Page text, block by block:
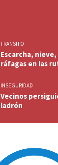
TRANSITO
Escarcha,
ráfagas en las
INSEGURIDAD
Vecinos
ladrón